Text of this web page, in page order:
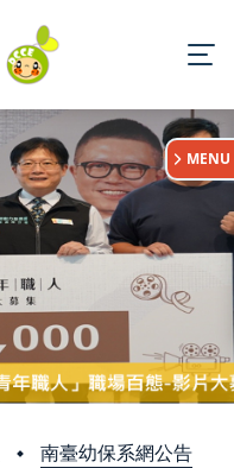
南臺幼保系網公告
MENU